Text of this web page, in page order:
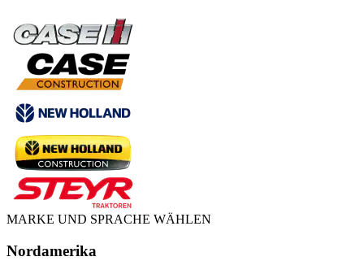
MARKE UND SPRACHE WÄHLEN
Nordamerika